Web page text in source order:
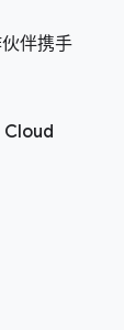
伴携手
Cloud